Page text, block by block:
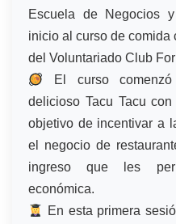
Escuela de Negocios
inicio al curso de comida
del Voluntariado Club
El curso
delicioso Tacu Tacu
objetivo de incentivar a
el negocio de
ingreso que les
económica.
En esta primera